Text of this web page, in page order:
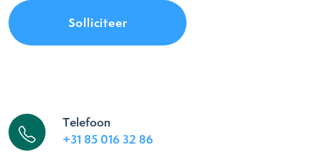
Telefoon
+31 85 016 32 86